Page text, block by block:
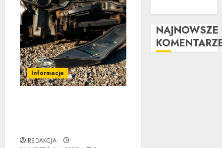
Informacje
REDAKCJA
NAJNOWSZE